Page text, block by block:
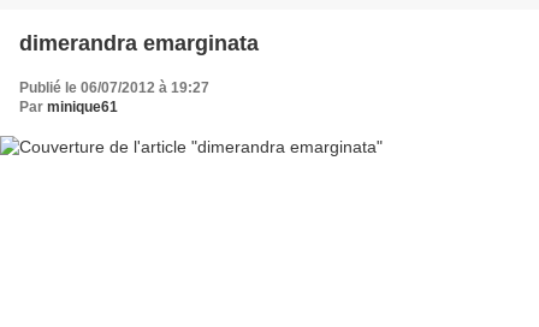
dimerandra emarginata
Publié le 06/07/2012 à 19:27
Par minique61